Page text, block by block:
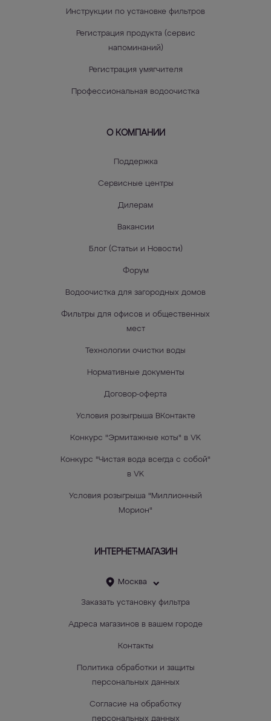
Инструкции по установке фильтров
Регистрация продукта (сервис
напоминаний)
Регистрация умягчителя
Профессиональная водоочистка
О КОМПАНИИ
Поддержка
Сервисные центры
Дилерам
Вакансии
Блог (Статьи и Новости)
Форум
Водоочистка для загородных домов
Фильтры для офисов и общественных
мест
Технологии очистки воды
Нормативные документы
Договор-оферта
Условия розыгрыша ВКонтакте
Конкурс "Эрмитажные коты" в VK
Конкурс "Чистая вода всегда с собой"
в VK
Условия розыгрыша "Миллионный
Морион"
ИНТЕРНЕТ-МАГАЗИН
Москва
Заказать установку фильтра
Адреса магазинов в вашем городе
Контакты
Политика обработки и защиты
персональных данных
Согласие на обработку
персональных данных